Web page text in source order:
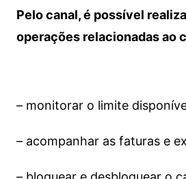
Pelo canal, é possível
operações relacionadas ao
– monitorar o limite
– acompanhar as faturas e